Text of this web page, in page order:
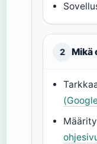
2 Mikä